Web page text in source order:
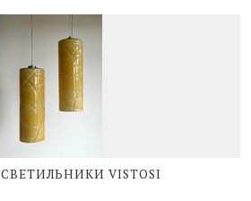
СВЕТИЛЬНИКИ VISTOSI